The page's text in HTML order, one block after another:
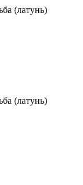
(латунь)
(латунь)